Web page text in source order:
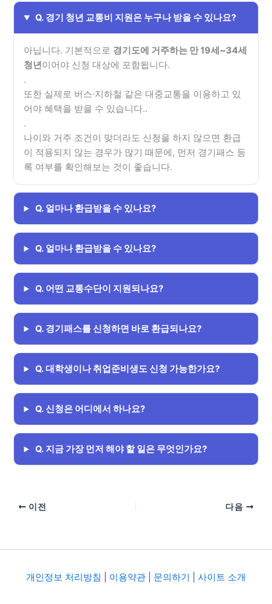
Q. 경기 청년 교통비 지원은 누구나 받을 수 있나요?
아닙니다. 기본적으로 경기도에 거주하는 만 19세~34세
청년이어야 신청 대상에 포함됩니다.
.
또한 실제로 버스·지하철 같은 대중교통을 이용하고 있
어야 혜택을 받을 수 있습니다..
.
나이와 거주 조건이 맞더라도 신청을 하지 않으면 환급
이 적용되지 않는 경우가 많기 때문에, 먼저 경기패스 등
록 여부를 확인해보는 것이 좋습니다.
Q. 얼마나 환급받을 수 있나요?
Q. 얼마나 환급받을 수 있나요?
Q. 어떤 교통수단이 지원되나요?
Q. 경기패스를 신청하면 바로 환급되나요?
Q. 대학생이나 취업준비생도 신청 가능한가요?
Q. 신청은 어디에서 하나요?
Q. 지금 가장 먼저 해야 할 일은 무엇인가요?
이전 다음
개인정보 처리방침 이용약관 문의하기 사이트 소개